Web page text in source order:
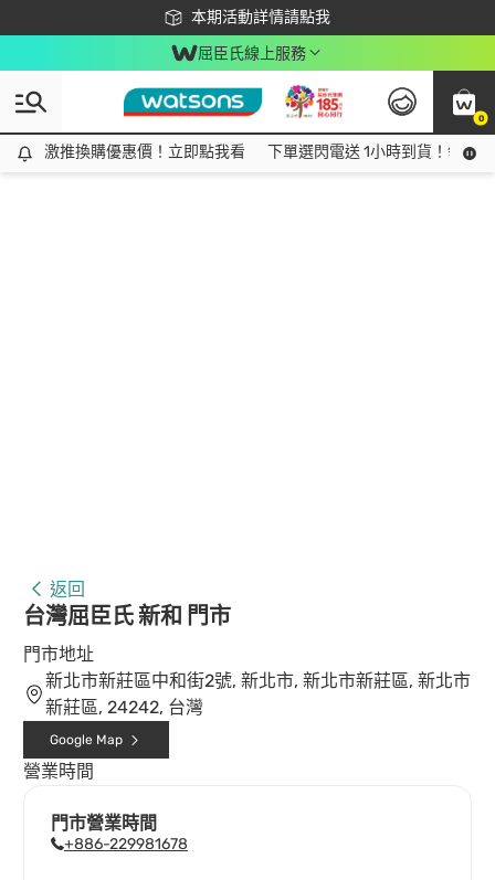
本期活動詳情請點我
下載app最高回饋$350
屈臣氏線上服務
0
激推換購優惠價！立即點我看
激推換購優惠價！立即點我看 下單選閃電送 1小時到貨！領神
返回
台灣屈臣氏 新和 門市
門市地址
新北市新莊區中和街2號, 新北市, 新北市新莊區, 新北市
新莊區, 24242, 台灣
Google Map
營業時間
門市營業時間
+886-229981678